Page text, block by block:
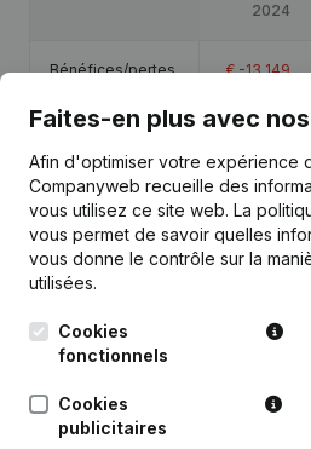
2024
Bénéfices/pertes €-13 149
Capitaux propres € -38 540
Marge brute €1 471
Personnel
Publications
Faites-en plus avec
Afin d'optimiser votre expérience
Companyweb recueille des
vous utilisez ce site web. La
vous permet de savoir quelles
vous donne le contrôle sur la
utilisées.
Cookies
fonctionnels
Cookies
publicitaires